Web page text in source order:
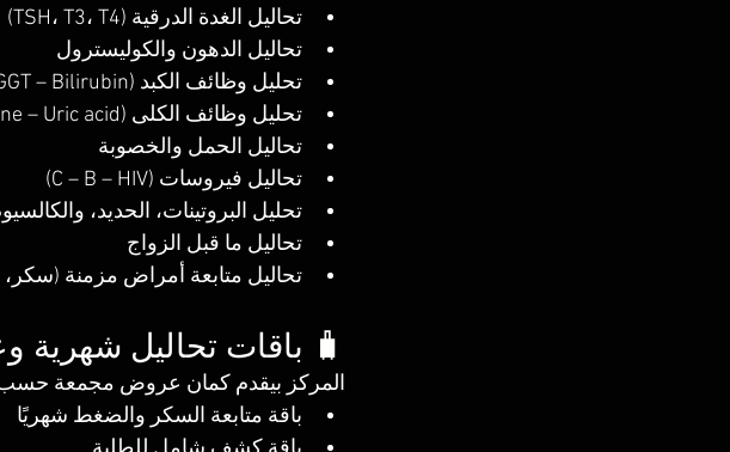
تحاليل الغدة الدرقية (TSH، T3، T4)
تحاليل الدهون والكوليسترول
تحليل وظائف الكبد (ALT – AST – GGT – Bilirubin)
تحليل وظائف الكلى (Urea – Creatinine – Uric acid)
تحاليل الحمل والخصوبة
تحاليل فيروسات (C – B – HIV)
تحليل البروتينات، الحديد،
تحاليل ما قبل الزواج
تحاليل متابعة أمراض مزمنة
🧳 باقات تحاليل شهرية
المركز بيقدم كمان عروض مجمعة حسب
باقة متابعة السكر والضغط شهريًا